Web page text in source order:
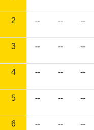
2 -- -- --
3 -- -- --
4 -- -- --
5 -- -- --
6 -- -- --